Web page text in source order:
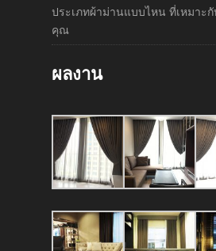
ประเภทผ้าม่านแบบไหน ที่เหมาะ
คุณ
ผลงาน